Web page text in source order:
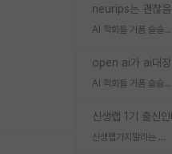
neurips는 괜찮음
AI 학회들 거품 슬슬 지적이 나오네요
AI 학회들 거품 슬슬 지적이 나오네요
신생랩가지말라는 이유가 있었구나